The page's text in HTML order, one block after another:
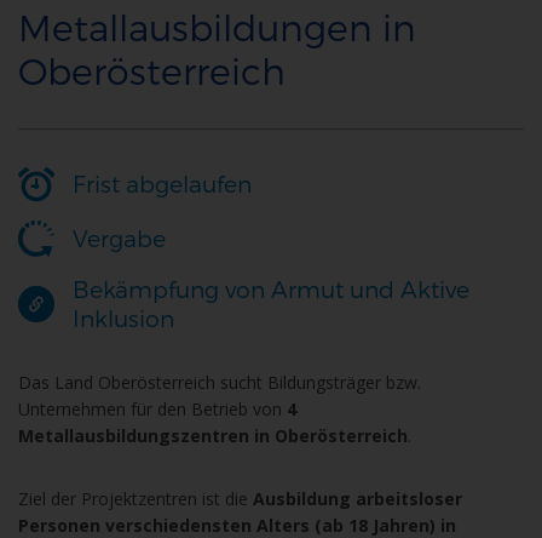
Metallausbildungen in
Oberösterreich
Frist abgelaufen
Vergabe
Bekämpfung von Armut und Aktive
Inklusion
Das Land Oberösterreich sucht Bildungsträger bzw.
Unternehmen für den Betrieb von 4
Metallausbildungszentren in Oberösterreich.
Ziel der Projektzentren ist die Ausbildung arbeitsloser
Personen verschiedensten Alters (ab 18 Jahren) in